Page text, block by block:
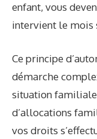
enfant, vous
intervient le mois
Ce principe
démarche
situation familiale
d’allocations
vos droits